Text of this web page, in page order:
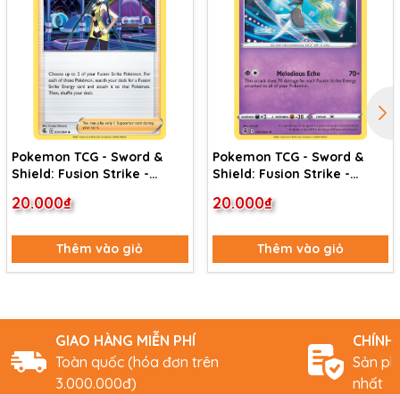
Pokemon TCG - Sword &
Shield: Fusion Strike -
20.000₫
Thêm vào giỏ
Pokemon TCG - Sword &
Shield: Fusion Strike -
20.000₫
Thêm vào giỏ
GIAO HÀNG MIỄN PHÍ
Toàn quốc (hóa đơn trên
3.000.000đ)
CHÍNH
Sản
nhất